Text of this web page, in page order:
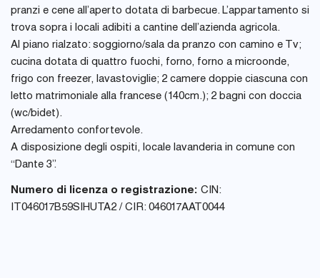
pranzi e cene all’aperto dotata di barbecue. L’appartamento si
trova sopra i locali adibiti a cantine dell’azienda agricola.
Al piano rialzato: soggiorno/sala da pranzo con camino e Tv;
cucina dotata di quattro fuochi, forno, forno a microonde,
frigo con freezer, lavastoviglie; 2 camere doppie ciascuna con
letto matrimoniale alla francese (140cm.); 2 bagni con doccia
(wc/bidet).
Arredamento confortevole.
A disposizione degli ospiti, locale lavanderia in comune con
“Dante 3”.
Numero di licenza o registrazione: CIN:
IT046017B59SIHUTA2 / CIR: 046017AAT0044